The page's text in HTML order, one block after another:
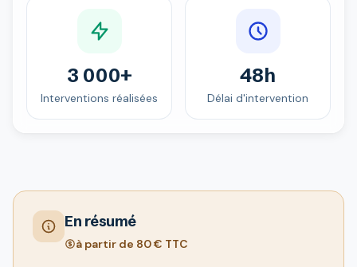
3 000+
Interventions réalisées
48h
Délai d'intervention
En résumé
à partir de 80 € TTC